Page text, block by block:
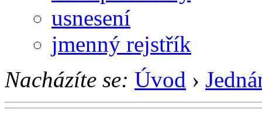
usnesení
jmenný rejstřík
Nacházíte se: Úvod ›